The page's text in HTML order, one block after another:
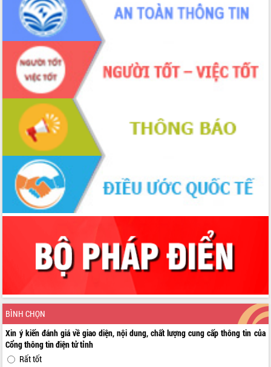
BÌNH CHỌN
Xin ý kiến đánh giá về giao diện, nội dung, chất lượng cung cấp thông tin của
Cổng thông tin điện tử tỉnh
Rất tốt